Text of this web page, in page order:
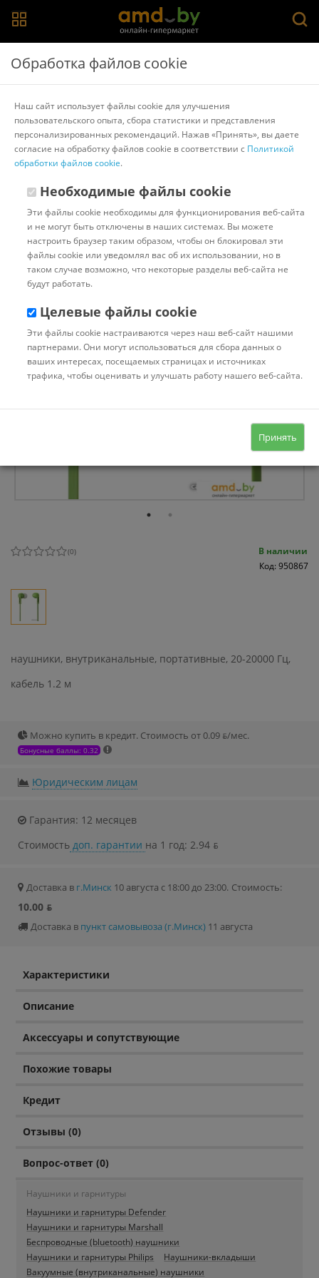
Главная > Каталог товаров Наушники и гарнитуры
SmartBuy
Наушники SmartBuy Prime SBE-155
Другие товары SmartBuy
(0)
В наличии
Код: 950867
наушники, внутриканальные, портативные, 20-20000 Гц,
кабель 1.2 м
Можно купить в кредит. Стоимость от 0.09 ƃ/мec.
Бонусные баллы: 0.32
Юридическим лицам
Гарантия: 12 месяцев
Стоимость доп. гарантии на 1 год: 2.94 ƃ
Доставка в г.Минск 10 августа с 18:00 до 23:00. Стоимость:
10.00 ƃ
Доставка в пункт самовывоза (г.Минск) 11 августа
Характеристики
Описание
Аксессуары и сопутствующие
Похожие товары
Кредит
Отзывы (0)
Вопрос-ответ (0)
Наушники и гарнитуры
Наушники и гарнитуры Defender
Наушники и гарнитуры Marshall
Беспроводные (bluetooth) наушники
Наушники и гарнитуры Philips
Наушники-вкладыши
Вакуумные (внутриканальные) наушники
Обработка файлов cookie
Наш сайт использует файлы cookie для улучшения
пользовательского опыта, сбора статистики и представления
персонализированных рекомендаций. Нажав «Принять», вы даете
согласие на обработку файлов cookie в соответствии с Политикой
обработки файлов cookie.
Необходимые файлы cookie
Эти файлы cookie необходимы для функционирования веб-сайта
и не могут быть отключены в наших системах. Вы можете
настроить браузер таким образом, чтобы он блокировал эти
файлы cookie или уведомлял вас об их использовании, но в
таком случае возможно, что некоторые разделы веб-сайта не
будут работать.
Целевые файлы cookie
Эти файлы cookie настраиваются через наш веб-сайт нашими
партнерами. Они могут использоваться для сбора данных о
ваших интересах, посещаемых страницах и источниках
трафика, чтобы оценивать и улучшать работу нашего веб-сайта.
Принять